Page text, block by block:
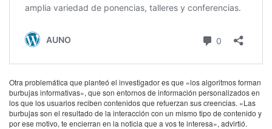
Otra problemática que planteó el investigador es que «los algoritmos forman
burbujas informativas», que son entornos de información personalizados en
los que los usuarios reciben contenidos que refuerzan sus creencias. «Las
burbujas son el resultado de la interacción con un mismo tipo de contenido y
por ese motivo, te encierran en la noticia que a vos te interesa», advirtió.